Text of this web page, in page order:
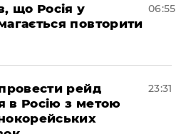
що Росія у
повторити
06:55
рейд
в Росію з метою
23:31